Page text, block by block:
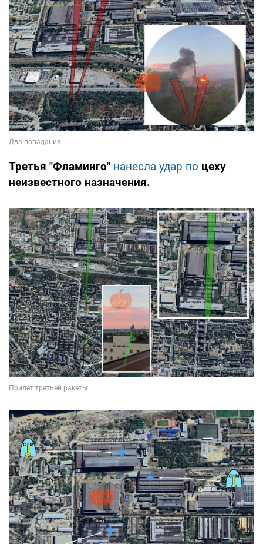
Третья "Фламинго" нанесла удар по цеху
неизвестного назначения.